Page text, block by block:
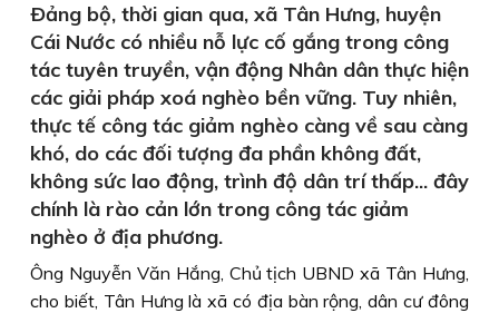
Ðảng bộ, thời gian qua, xã Tân Hưng, huyện
Cái Nước có nhiều nỗ lực cố gắng trong công
tác tuyên truyền, vận động Nhân dân thực hiện
các giải pháp xoá nghèo bền vững. Tuy nhiên,
thực tế công tác giảm nghèo càng về sau càng
khó, do các đối tượng đa phần không đất,
không sức lao động, trình độ dân trí thấp... đây
chính là rào cản lớn trong công tác giảm
nghèo ở địa phương.
Ông Nguyễn Văn Hắng, Chủ tịch UBND xã Tân Hưng,
cho biết, Tân Hưng là xã có địa bàn rộng, dân cư đông